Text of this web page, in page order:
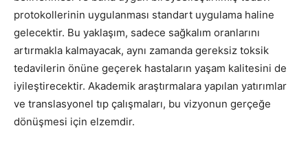
protokollerinin uygulanması standart uygulama haline
gelecektir. Bu yaklaşım, sadece sağkalım oranlarını
artırmakla kalmayacak, aynı zamanda gereksiz toksik
tedavilerin önüne geçerek hastaların yaşam kalitesini de
iyileştirecektir. Akademik araştırmalara yapılan yatırımlar
ve translasyonel tıp çalışmaları, bu vizyonun gerçeğe
dönüşmesi için elzemdir.